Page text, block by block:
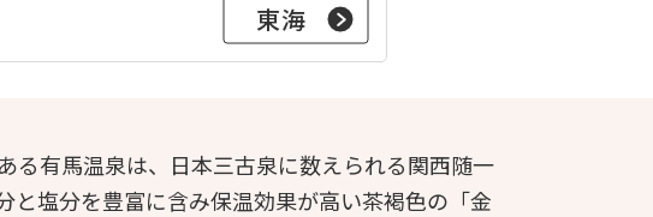
東海
る有馬温泉は、日本三古泉に数えられる関西随一
と塩分を豊富に含み保温効果が高い茶褐色の「金